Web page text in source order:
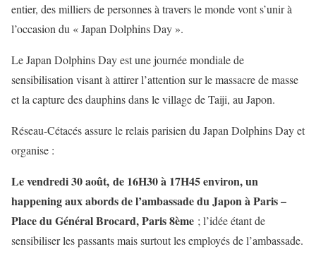
entier, des milliers de personnes à travers le monde vont s’unir à
l’occasion du « Japan Dolphins Day ».
Le Japan Dolphins Day est une journée mondiale de
sensibilisation visant à attirer l’attention sur le massacre de masse
et la capture des dauphins dans le village de Taiji, au Japon.
Réseau-Cétacés assure le relais parisien du Japan Dolphins Day et
organise :
Le vendredi 30 août, de 16H30 à 17H45 environ, un
happening aux abords de l’ambassade du Japon à Paris –
Place du Général Brocard, Paris 8ème ; l’idée étant de
sensibiliser les passants mais surtout les employés de l’ambassade.